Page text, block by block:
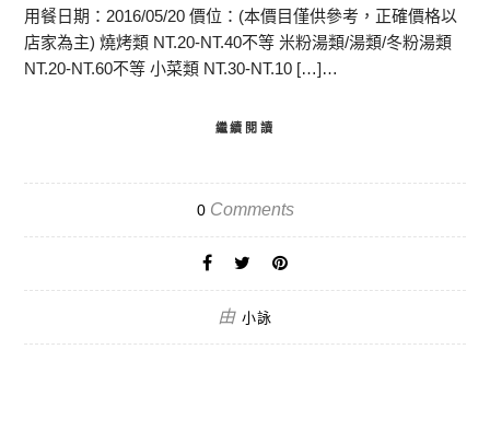
用餐日期：2016/05/20 價位：(本價目僅供參考，正確價格以
店家為主) 燒烤類 NT.20-NT.40不等 米粉湯類/湯類/冬粉湯類
NT.20-NT.60不等 小菜類 NT.30-NT.10 […]…
繼續閱讀
0Comments
由 小詠